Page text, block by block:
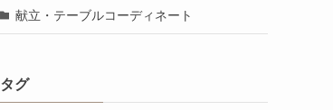
献立・テーブルコーディネート
タグ